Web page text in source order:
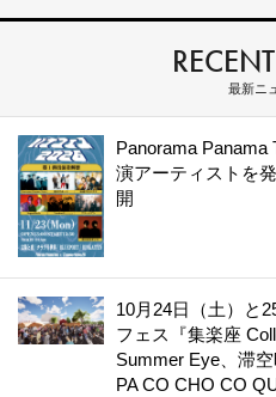
最新ニ
Panorama Panama
演アーティストを
開
10月24日（土）と
フェス『集楽座
Summer Eye、滞
PA CO CHO CO